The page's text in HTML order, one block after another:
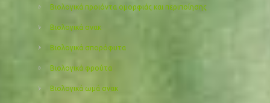
Βιολογικά προιόντα ομορφιάς και περιποίησης
Βιολογικά σνακ
Βιολογικά σπορόφυτα
Βιολογικά φρούτα
Βιολογικά ωμά σνακ